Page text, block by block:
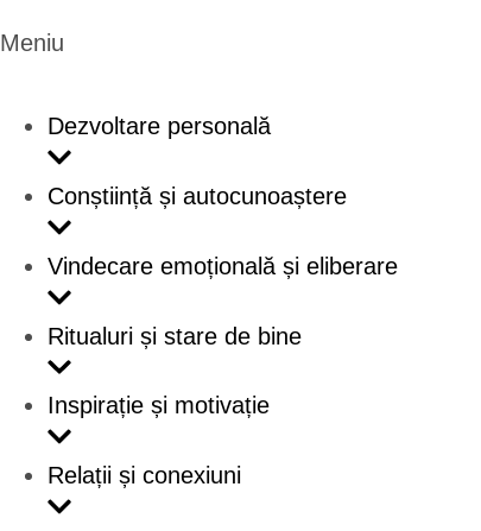
Meniu
Dezvoltare personală
Conștiință și autocunoaștere
Vindecare emoțională și eliberare
Ritualuri și stare de bine
Inspirație și motivație
Relații și conexiuni